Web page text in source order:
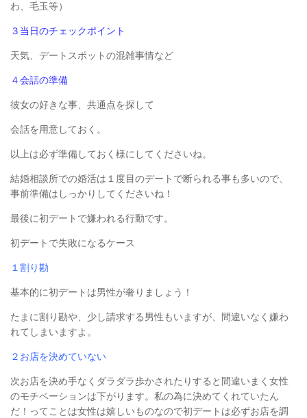
わ、毛玉等）
３当日のチェックポイント
天気、デートスポットの混雑事情など
４会話の準備
彼女の好きな事、共通点を探して
会話を用意しておく。
以上は必ず準備しておく様にしてくださいね。
結婚相談所での婚活は１度目のデートで断られる事も多いので、
事前準備はしっかりしてくださいね！
最後に初デートで嫌われる行動です。
初デートで失敗になるケース
１割り勘
基本的に初デートは男性が奢りましょう！
たまに割り勘や、少し請求する男性もいますが、間違いなく嫌わ
れてしまいますよ。
２お店を決めていない
次お店を決め手なくダラダラ歩かされたりすると間違いまく女性
のモチベーションは下がります。私の為に決めてくれていたん
だ！ってことは女性は嬉しいものなので初デートは必ずお店を調